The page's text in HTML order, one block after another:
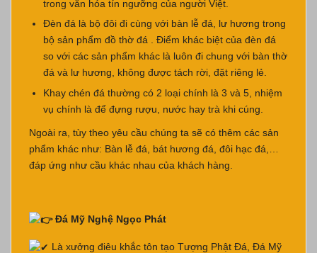
trong văn hóa tín ngưỡng của người Việt.
Đèn đá là bộ đôi đi cùng với bàn lễ đá, lư hương trong
bộ sản phẩm đồ thờ đá . Điểm khác biệt của đèn đá
so với các sản phẩm khác là luôn đi chung với bàn thờ
đá và lư hương, không được tách rời, đặt riêng lẻ.
Khay chén đá thường có 2 loại chính là 3 và 5, nhiệm
vụ chính là để đựng rượu, nước hay trà khi cúng.
Ngoài ra, tùy theo yêu cầu chúng ta sẽ có thêm các sản
phẩm khác như: Bàn lễ đá, bát hương đá, đôi hạc đá,…
đáp ứng như cầu khác nhau của khách hàng.
Đá Mỹ Nghệ Ngọc Phát
Là xưởng điêu khắc tôn tạo Tượng Phật Đá, Đá Mỹ